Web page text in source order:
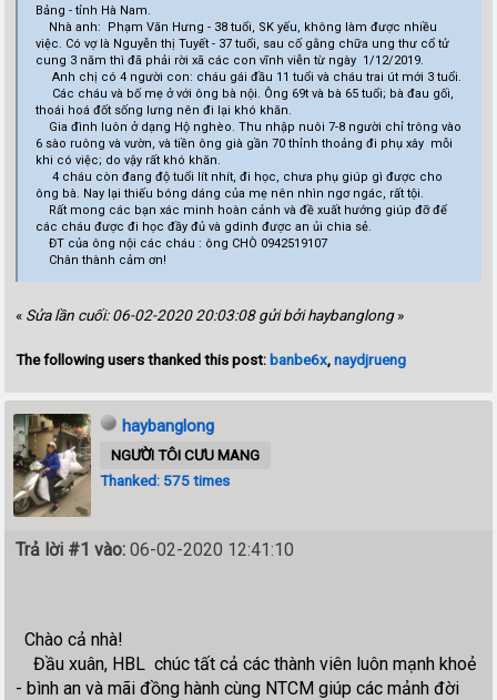
Bảng - tỉnh Hà Nam.
Nhà anh: Phạm Văn Hưng - 38 tuổi, SK yếu, không làm được nhiều
việc. Có vợ là Nguyễn thị Tuyết - 37 tuổi, sau cố gằng chữa ung thư cổ tử
cung 3 năm thì đã phải rời xã các con vĩnh viễn từ ngày 1/12/2019.
Anh chị có 4 người con: cháu gái đầu 11 tuổi và cháu trai út mới 3 tuổi.
Các cháu và bố mẹ ở với ông bà nội. Ông 69t và bà 65 tuổi; bà đau gối,
thoái hoá đốt sống lưng nên đi lại khó khăn.
Gia đình luôn ở dạng Hộ nghèo. Thu nhập nuôi 7-8 người chỉ trông vào
6 sào ruông và vườn, và tiền ông già gần 70 thỉnh thoảng đi phụ xây mỗi
khi có việc; do vậy rất khó khăn.
4 cháu còn đang độ tuổi lít nhít, đi học, chưa phụ giúp gì được cho
ông bà. Nay lại thiếu bóng dáng của mẹ nên nhìn ngơ ngác, rất tội.
Rất mong các bạn xác minh hoàn cảnh và đề xuất hướng giúp đỡ để
các cháu được đi học đầy đủ và gdinh được an ủi chia sẻ.
ĐT của ông nội các cháu : ông CHÒ 0942519107
Chân thành cảm ơn!
« Sửa lần cuối: 06-02-2020 20:03:08 gửi bởi haybanglong»
The following users thanked this post:banbe6x,naydjrueng
haybanglong
NGƯỜI TÔI CƯU MANG
Thanked: 575 times
Trả lời #1 vào: 06-02-2020 12:41:10
Chào cả nhà!
Đầu xuân, HBL chúc tất cả các thành viên luôn mạnh khoẻ
- bình an và mãi đồng hành cùng NTCM giúp các mảnh đời